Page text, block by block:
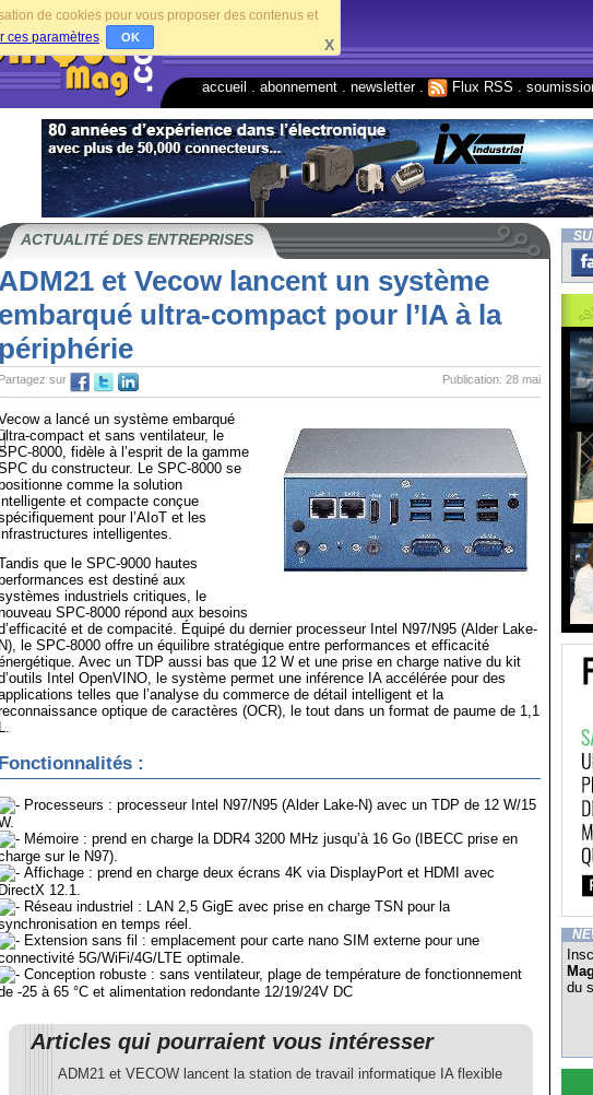
de cookies pour vous proposer des contenus et
ces paramètres. OK X
accueil abonnement newsletter. Flux RSS
ACTUALITÉ DES ENTREPRISES
et Vecow lancent un système
embarqué ultra-compact pour l’IA à la
périphérie
Publication: 28 mai
Partagez sur
a lancé un système embarqué
compact et sans ventilateur, le
8000, fidèle à l’esprit de la gamme
du constructeur. Le SPC-8000 se
comme la solution
et compacte conçue
pour l’AIoT et les
intelligentes.
que le SPC-9000 hautes
est destiné aux
industriels critiques, le
SPC-8000 répond aux besoins
et de compacité. Équipé du dernier processeur Intel N97/N95 (Alder Lake-
N), le SPC-8000 offre un équilibre stratégique entre performances et efficacité
Avec un TDP aussi bas que 12 W et une prise en charge native du kit
Intel OpenVINO, le système permet une inférence IA accélérée pour des
telles que l’analyse du commerce de détail intelligent et la
optique de caractères (OCR), le tout dans un format de paume de 1,1
L.
Fonctionnalités :
Processeurs : processeur Intel N97/N95 (Alder Lake-N) avec un TDP de 12 W/15
Mémoire : prend en charge la DDR4 3200 MHz jusqu’à 16 Go (IBECC prise en
sur le N97).
Affichage : prend en charge deux écrans 4K via DisplayPort et HDMI avec
DirectX 12.1.
Réseau industriel : LAN 2,5 GigE avec prise en charge TSN pour la
en temps réel.
Extension sans fil : emplacement pour carte nano SIM externe pour une
5G/WiFi/4G/LTE optimale.
Conception robuste : sans ventilateur, plage de température de fonctionnement
-25 à 65 °C et alimentation redondante 12/19/24V DC
Articles qui pourraient vous intéresser
ADM21 et VECOW lancent la station de travail informatique IA flexible
Mag
du